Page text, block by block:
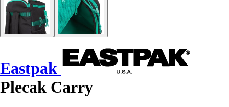
Eastpak
Plecak Carry